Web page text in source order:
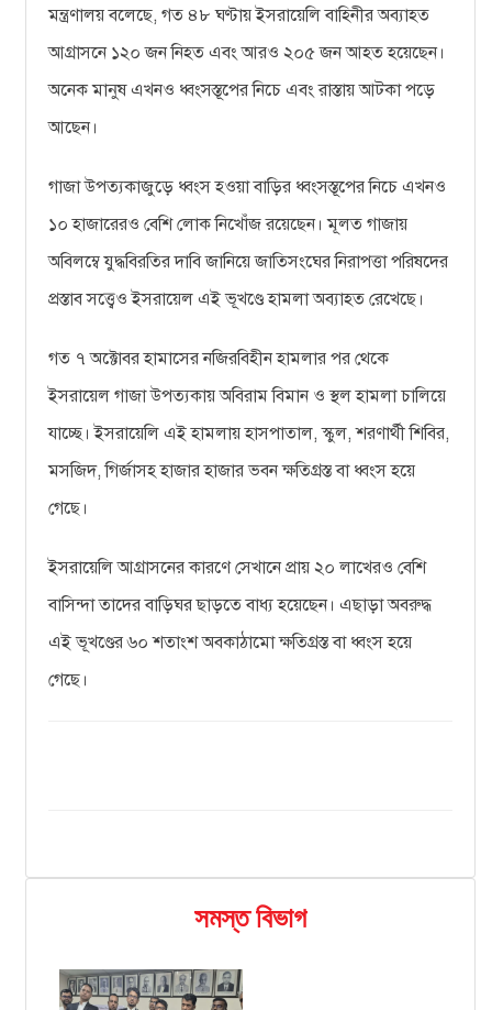
মন্ত্রণালয় বলেছে, গত ৪৮ ঘণ্টায় ইসরায়েলি বাহিনীর অব্যাহত
আগ্রাসনে ১২০ জন নিহত এবং আরও ২০৫ জন আহত হয়েছেন।
অনেক মানুষ এখনও ধ্বংসস্তূপের নিচে এবং রাস্তায় আটকা পড়ে
আছেন।
গাজা উপত্যকাজুড়ে ধ্বংস হওয়া বাড়ির ধ্বংসস্তূপের নিচে এখনও
১০ হাজারেরও বেশি লোক নিখোঁজ রয়েছেন। মূলত গাজায়
অবিলম্বে যুদ্ধবিরতির দাবি জানিয়ে জাতিসংঘের নিরাপত্তা পরিষদের
প্রস্তাব সত্ত্বেও ইসরায়েল এই ভূখণ্ডে হামলা অব্যাহত রেখেছে।
গত ৭ অক্টোবর হামাসের নজিরবিহীন হামলার পর থেকে
ইসরায়েল গাজা উপত্যকায় অবিরাম বিমান ও স্থল হামলা চালিয়ে
যাচ্ছে। ইসরায়েলি এই হামলায় হাসপাতাল, স্কুল, শরণার্থী শিবির,
মসজিদ, গির্জাসহ হাজার হাজার ভবন ক্ষতিগ্রস্ত বা ধ্বংস হয়ে
গেছে।
ইসরায়েলি আগ্রাসনের কারণে সেখানে প্রায় ২০ লাখেরও বেশি
বাসিন্দা তাদের বাড়িঘর ছাড়তে বাধ্য হয়েছেন। এছাড়া অবরুদ্ধ
এই ভূখণ্ডের ৬০ শতাংশ অবকাঠামো ক্ষতিগ্রস্ত বা ধ্বংস হয়ে
গেছে।
সমস্ত বিভাগ